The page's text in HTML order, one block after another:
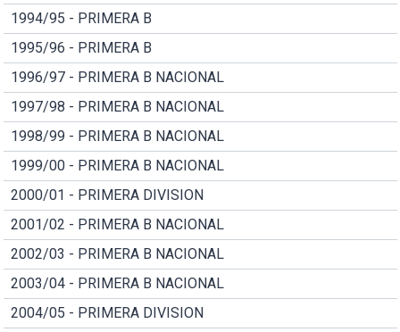
1994/95 - PRIMERA B
1995/96 - PRIMERA B
1996/97 - PRIMERA B NACIONAL
1997/98 - PRIMERA B NACIONAL
1998/99 - PRIMERA B NACIONAL
1999/00 - PRIMERA B NACIONAL
2000/01 - PRIMERA DIVISION
2001/02 - PRIMERA B NACIONAL
2002/03 - PRIMERA B NACIONAL
2003/04 - PRIMERA B NACIONAL
2004/05 - PRIMERA DIVISION